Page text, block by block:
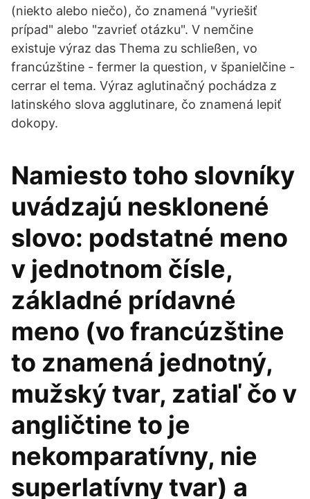
(niekto alebo niečo), čo znamená "vyriešiť
prípad" alebo "zavrieť otázku". V nemčine
existuje výraz das Thema zu schließen, vo
francúzštine - fermer la question, v španielčine -
cerrar el tema. Výraz aglutinačný pochádza z
latinského slova agglutinare, čo znamená lepiť
dokopy.
Namiesto toho slovníky
uvádzajú nesklonené
slovo: podstatné meno
v jednotnom čísle,
základné prídavné
meno (vo francúzštine
to znamená jednotný,
mužský tvar, zatiaľ čo v
angličtine to je
nekomparatívny, nie
superlatívny tvar) a